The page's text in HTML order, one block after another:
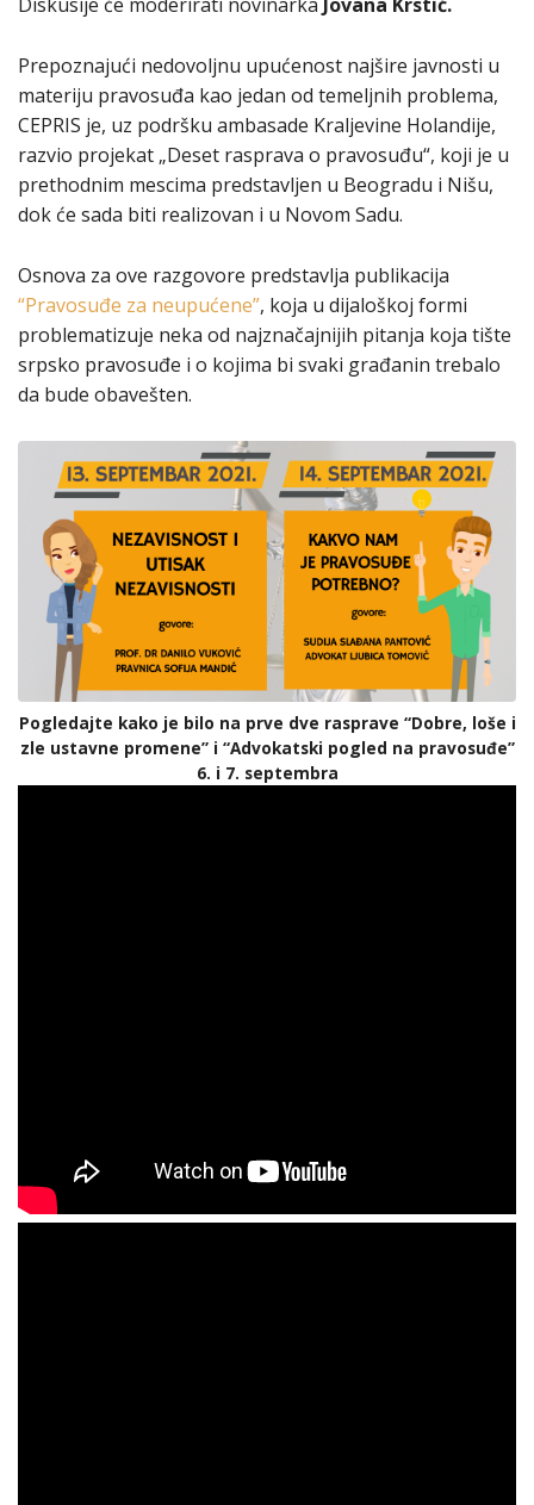
Prepoznajući nedovoljnu upućenost najšire javnosti u
materiju pravosuđa kao jedan od temeljnih problema,
CEPRIS je, uz podršku ambasade Kraljevine Holandije,
razvio projekat „Deset rasprava o pravosuđu“, koji je u
prethodnim mescima predstavljen u Beogradu i Nišu,
dok će sada biti realizovan i u Novom Sadu.
Osnova za ove razgovore predstavlja publikacija
“Pravosuđe za neupućene”, koja u dijaloškoj formi
problematizuje neka od najznačajnijih pitanja koja tište
srpsko pravosuđe i o kojima bi svaki građanin trebalo
da bude obavešten.
Pogledajte kako je bilo na prve dve rasprave “Dobre, loše i
zle ustavne promene” i “Advokatski pogled na pravosuđe”
6. i 7. septembra